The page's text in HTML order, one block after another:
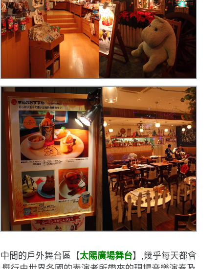
中間的戶外舞台區【太陽廣場舞台】,幾乎每天都會